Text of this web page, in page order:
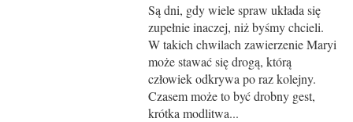
Są dni, gdy wiele spraw układa się
zupełnie inaczej, niż byśmy chcieli.
W takich chwilach zawierzenie Maryi
może stawać się drogą, którą
człowiek odkrywa po raz kolejny.
Czasem może to być drobny gest,
krótka modlitwa...